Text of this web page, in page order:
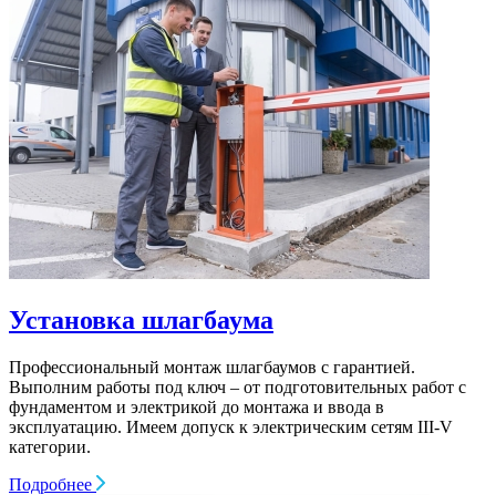
Установка шлагбаума
Профессиональный монтаж шлагбаумов с гарантией.
Выполним работы под ключ – от подготовительных работ с
фундаментом и электрикой до монтажа и ввода в
эксплуатацию. Имеем допуск к электрическим сетям III-V
категории.
Подробнее